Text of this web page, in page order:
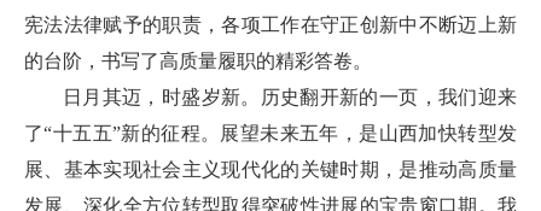
宪法法律赋予的职责，各项工作在守正创新中不断迈上新
的台阶，书写了高质量履职的精彩答卷。
日月其迈，时盛岁新。历史翻开新的一页，我们迎来
了“十五五”新的征程。展望未来五年，是山西加快转型发
展、基本实现社会主义现代化的关键时期，是推动高质量
发展、深化全方位转型取得突破性进展的宝贵窗口期。我